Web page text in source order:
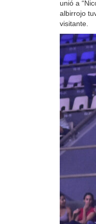
unió a
albirrojo
visitante.